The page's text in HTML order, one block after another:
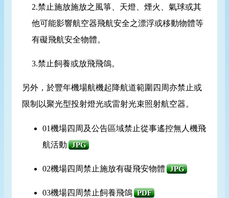
2.禁止施放施放之風箏、天燈、煙火、氣球或其
他可能影響航空器飛航安全之漂浮或移動物體等
有礙飛航安全物體。
3.禁止飼養或放飛飛鴿。
另外，於豐年機場航機起降航道範圍四周亦禁止或
限制以聚光型投射燈光或雷射光束照射航空器。
01機場四周及公告區域禁止從事遙控無人機飛
航活動 JPG
02機場四周禁止施放有礙飛安物體 JPG
03機場四周禁止飼養飛鴿 PDF